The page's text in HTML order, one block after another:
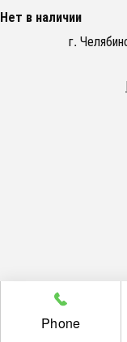
Нет в наличии
г.
Phone